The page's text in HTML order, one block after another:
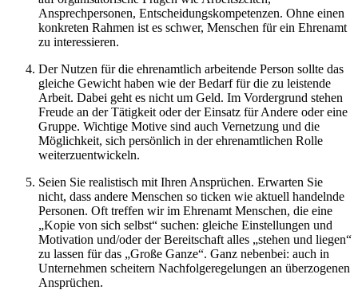
Ansprechpersonen, Entscheidungskompetenzen. Ohne einen
konkreten Rahmen ist es schwer, Menschen für ein Ehrenamt
zu interessieren.
Der Nutzen für die ehrenamtlich arbeitende Person sollte das
gleiche Gewicht haben wie der Bedarf für die zu leistende
Arbeit. Dabei geht es nicht um Geld. Im Vordergrund stehen
Freude an der Tätigkeit oder der Einsatz für Andere oder eine
Gruppe. Wichtige Motive sind auch Vernetzung und die
Möglichkeit, sich persönlich in der ehrenamtlichen Rolle
weiterzuentwickeln.
Seien Sie realistisch mit Ihren Ansprüchen. Erwarten Sie
nicht, dass andere Menschen so ticken wie aktuell handelnde
Personen. Oft treffen wir im Ehrenamt Menschen, die eine
„Kopie von sich selbst“ suchen: gleiche Einstellungen und
Motivation und/oder der Bereitschaft alles „stehen und liegen“
zu lassen für das „Große Ganze“. Ganz nebenbei: auch in
Unternehmen scheitern Nachfolgeregelungen an überzogenen
Ansprüchen.